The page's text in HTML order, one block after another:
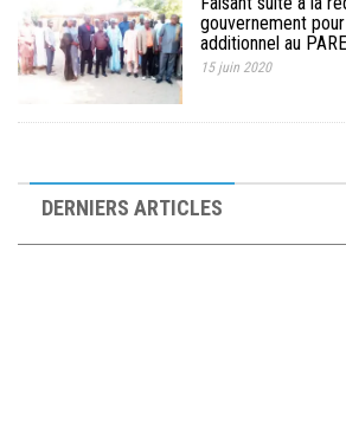
gouvernement
additionnel au
15 juin 2020
DERNIERS ARTICLES
Comité de Pilotage du PAREC
19 septembre 2025